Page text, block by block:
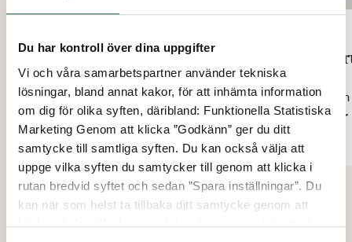
Du har kontroll över dina uppgifter
Vi och våra samarbetspartner använder tekniska
lösningar, bland annat kakor, för att inhämta information
om dig för olika syften, däribland: Funktionella Statistiska
Marketing Genom att klicka ”Godkänn” ger du ditt
samtycke till samtliga syften. Du kan också välja att
uppge vilka syften du samtycker till genom att klicka i
rutan bredvid syftet och sedan ”Spara inställningar”. Du
kan när som helst ta tillbaka ditt samtycke genom att
klicka på den lilla ikonen i det nedre vänstra hörnet på
Handtag till ventlucka
Från
149 kr
Från
2 kr